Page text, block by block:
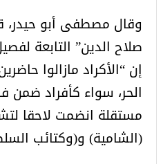
وقال مصطفى أبو حيدر،
صلاح الدين” التابعة
إن “الأكراد مازالوا
الحر، سواء كأفراد ضمن
مستقلة انضمت لاحقا
(الشامية) و(وكتائب